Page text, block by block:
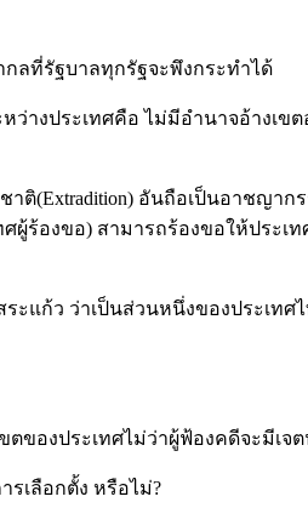
ลที่รัฐบาลทุกรัฐจะพึงกระทำได้
งประเทศคือ ไม่มีอำนาจอ้างเข
อันถือเป็นอาชญากร
องขอ) สามารถร้องขอให้ประเ
แก้ว ว่าเป็นส่วนหนึ่งของประเท
งประเทศไม่ว่าผู้ฟ้องคดีจะมีเจต
รเลือกตั้ง หรือไม่?